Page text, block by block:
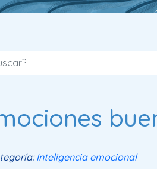
Inteligencia emocional